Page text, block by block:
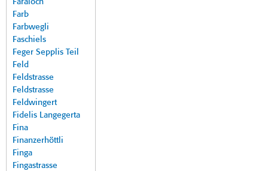
Faraloch
Farb
Farbwegli
Faschiels
Feger Sepplis Teil
Feld
Feldstrasse
Feldstrasse
Feldwingert
Fidelis Langegerta
Fina
Finanzerhöttli
Finga
Fingastrasse